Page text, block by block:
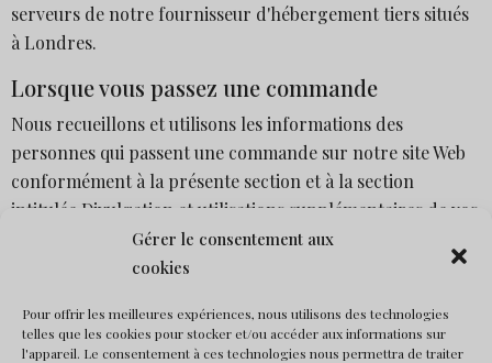
Gérer le consentement aux
cookies
Pour offrir les meilleures expériences, nous utilisons des technologies
telles que les cookies pour stocker et/ou accéder aux informations sur
l'appareil. Le consentement à ces technologies nous permettra de traiter
serveurs de notre fournisseur d'hébergement tiers situés
à Londres.
Lorsque vous passez une commande
Nous recueillons et utilisons les informations des
personnes qui passent une commande sur notre site Web
conformément à la présente section et à la section
intitulée Divulgation et utilisations supplémentaires de vos
Informations collectées lorsque vous passez une
commande
Informations obligatoires